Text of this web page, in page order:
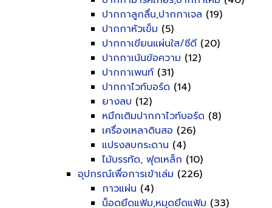
ปากกาลูกลื่น,ปากกาเจล (19)
ปากกาหัวเข็ม (5)
ปากกาเขียนแผ่นใส/ซีดี (20)
ปากกาเน้นข้อความ (12)
ปากกาเพนท์ (31)
ปากกาไวท์บอร์ด (14)
ยางลบ (12)
หมึกเติมปากกาไวท์บอร์ด (8)
เครื่องเหลาดินสอ (26)
แปรงลบกระดาน (4)
ไม้บรรทัด, ฟุตเหล็ก (10)
อุปกรณ์เพื่อการเข้าเล่ม (226)
กาวแผ่น (4)
น็อดยึดแฟ้ม,หมุดยึดแฟ้ม (33)